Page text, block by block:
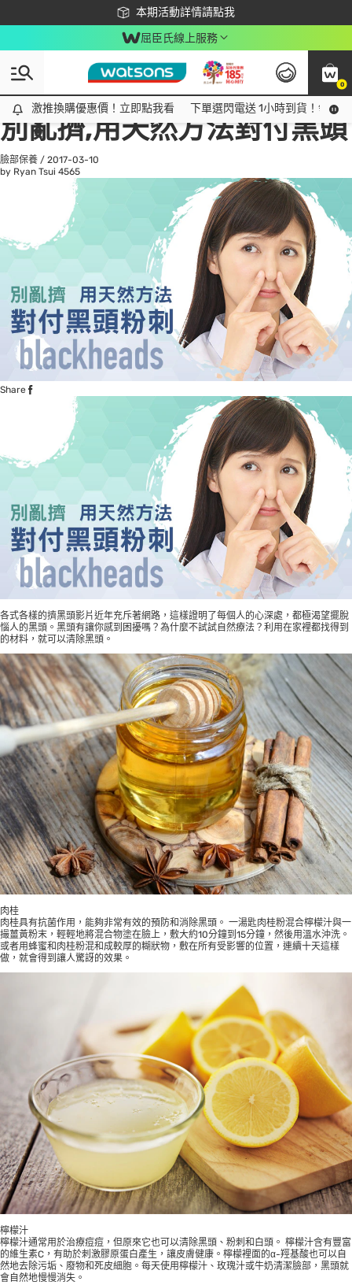
本期活動詳情請點我
下載app最高回饋$350
屈臣氏線上服務
0
激推換購優惠價！立即點我看
激推換購優惠價！立即點我看 下單選閃電送 1小時到貨！領神
All
話題趨勢
別亂擠,用天然方法對付黑頭
臉部保養 / 2017-03-10
by Ryan Tsui 4565
Share
各式各樣的擠黑頭影片近年充斥著網路，這樣證明了每個人的心深處，都極渴望擺脫
惱人的黑頭。黑頭有讓你感到困擾嗎？為什麼不試試自然療法？利用在家裡都找得到
的材料，就可以清除黑頭。
肉桂
肉桂具有抗菌作用，能夠非常有效的預防和消除黑頭。 一湯匙肉桂粉混合檸檬汁與一
撮薑黃粉末，輕輕地將混合物塗在臉上，敷大約10分鐘到15分鐘，然後用溫水沖洗。
或者用蜂蜜和肉桂粉混和成較厚的糊狀物，敷在所有受影響的位置，連續十天這樣
做，就會得到讓人驚訝的效果。
檸檬汁
檸檬汁通常用於治療痘痘，但原來它也可以清除黑頭、粉刺和白頭。 檸檬汁含有豐富
的維生素C，有助於刺激膠原蛋白產生，讓皮膚健康。檸檬裡面的α-羥基酸也可以自
然地去除污垢、廢物和死皮細胞。每天使用檸檬汁、玫瑰汁或牛奶清潔臉部，黑頭就
會自然地慢慢消失。